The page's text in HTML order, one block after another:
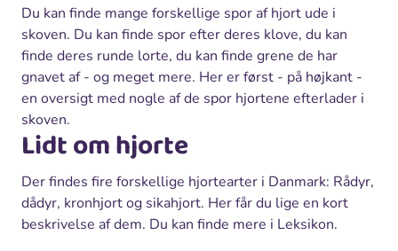
Du kan finde mange forskellige spor af hjort ude i
skoven. Du kan finde spor efter deres klove, du kan
finde deres runde lorte, du kan finde grene de har
gnavet af - og meget mere. Her er først - på højkant -
en oversigt med nogle af de spor hjortene efterlader i
skoven.
Lidt om hjorte
Der findes fire forskellige hjortearter i Danmark: Rådyr,
dådyr, kronhjort og sikahjort. Her får du lige en kort
beskrivelse af dem. Du kan finde mere i Leksikon.